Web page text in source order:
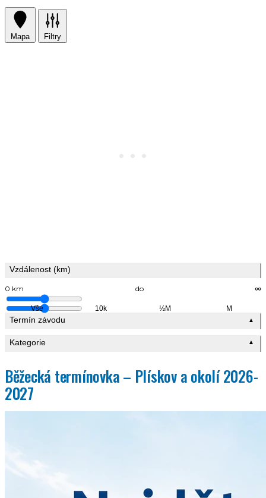
Mapa Filtry
Vzdálenost (km)
0 km do ∞
Vše 10k ½M M
Termín závodu ▲
Kategorie ▲
Běžecká termínovka – Plískov a okolí 2026-
2027